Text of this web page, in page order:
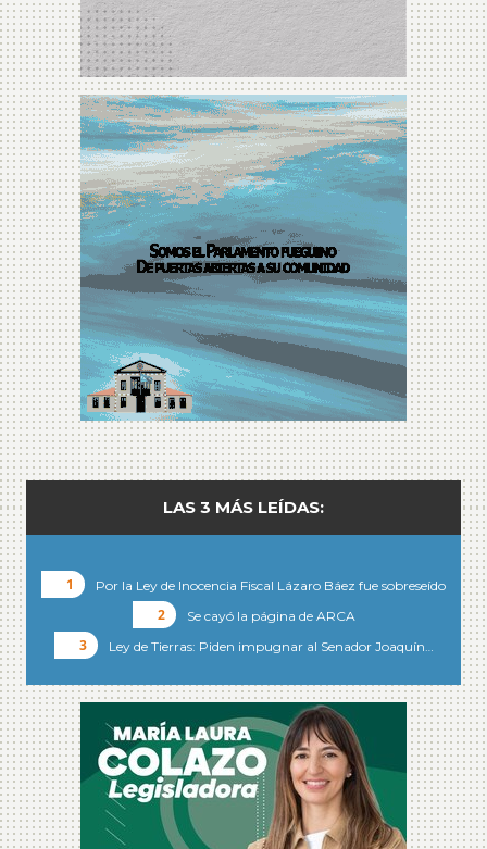
LAS 3 MÁS LEÍDAS:
Por la Ley de Inocencia Fiscal Lázaro Báez fue sobreseído
Se cayó la página de ARCA
Ley de Tierras: Piden impugnar al Senador Joaquín…